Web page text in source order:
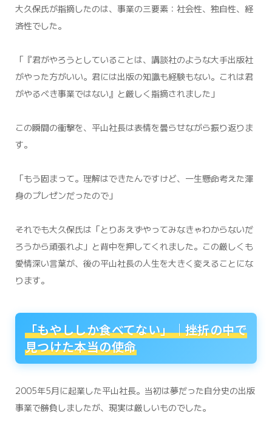
大久保氏が指摘したのは、事業の三要素：社会性、独自性、経
済性でした。
「『君がやろうとしていることは、講談社のような大手出版社
がやった方がいい。君には出版の知識も経験もない。これは君
がやるべき事業ではない』と厳しく指摘されました」
この瞬間の衝撃を、平山社長は表情を曇らせながら振り返りま
す。
「もう固まって。理解はできたんですけど、一生懸命考えた渾
身のプレゼンだったので」
それでも大久保氏は「とりあえずやってみなきゃわからないだ
ろうから頑張れよ」と背中を押してくれました。この厳しくも
愛情深い言葉が、後の平山社長の人生を大きく変えることにな
ります。
「もやししか食べてない」｜挫折の中で
見つけた本当の使命
2005年5月に起業した平山社長。当初は夢だった自分史の出版
事業で勝負しましたが、現実は厳しいものでした。